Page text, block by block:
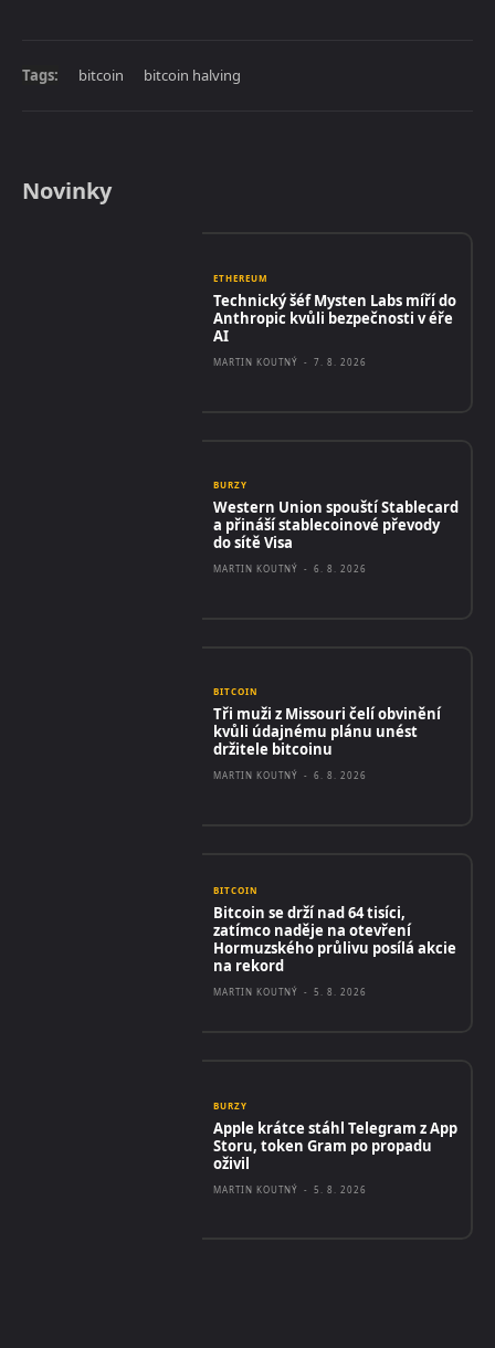
Tags: bitcoin bitcoin halving
Novinky
ETHEREUM
Technický šéf Mysten Labs míří do
Anthropic kvůli bezpečnosti v éře
AI
MARTIN KOUTNÝ - 7. 8. 2026
BURZY
Western Union spouští Stablecard
a přináší stablecoinové převody
do sítě Visa
MARTIN KOUTNÝ - 6. 8. 2026
BITCOIN
Tři muži z Missouri čelí obvinění
kvůli údajnému plánu unést
držitele bitcoinu
MARTIN KOUTNÝ - 6. 8. 2026
BITCOIN
Bitcoin se drží nad 64 tisíci,
zatímco naděje na otevření
Hormuzského průlivu posílá akcie
na rekord
MARTIN KOUTNÝ - 5. 8. 2026
BURZY
Apple krátce stáhl Telegram z App
Storu, token Gram po propadu
oživil
MARTIN KOUTNÝ - 5. 8. 2026